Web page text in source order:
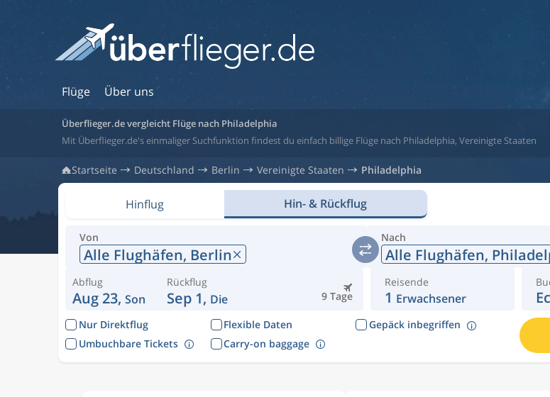
Flüge Über uns
Überflieger.de vergleicht Flüge nach Philadelphia
Mit Überflieger.de's einmaliger Suchfunktion findest du einfach billige Flüge nach Philadelphia, Vereinigte Staaten
Startseite Deutschland Berlin Vereinigte Staaten Philadelphia
Hinflug Hin- & Rückflug
Von
Alle Flughäfen, Berlin
Nach
Alle Flughäfen,
Abflug
Aug 23, Son 9 Tage
Rückflug
Sep 1, Die
Reisende
1 Erwachsener
Nur Direktflug Flexible Daten
Gepäck inbegriffen
Umbuchbare Tickets
Carry-on baggage